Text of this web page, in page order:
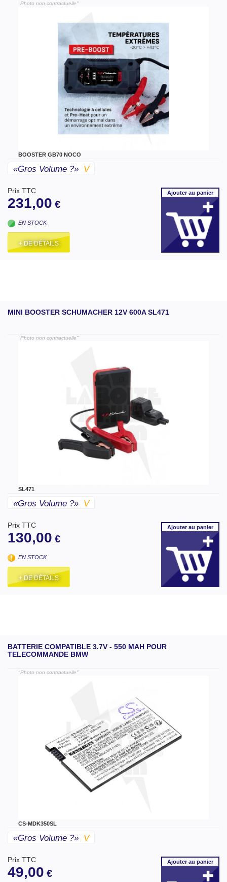
"Photo non contractuelle"
BOOSTER GB70 NOCO
«gros Volume ?» V
Prix TTC
231,00 €
EN STOCK
+ DE DÉTAILS
Ajouterau panier
MINI BOOSTER SCHUMACHER 12V 600A SL471
"Photo non contractuelle"
SL471
«gros Volume ?» V
Prix TTC
130,00 €
EN STOCK
+ DE DÉTAILS
Ajouterau panier
BATTERIE COMPATIBLE 3.7V - 550 MAH POUR
TELECOMMANDE BMW
"Photo non contractuelle"
CS-MDK350SL
«gros Volume ?» V
Prix TTC
49,00 €
Ajouterau panier